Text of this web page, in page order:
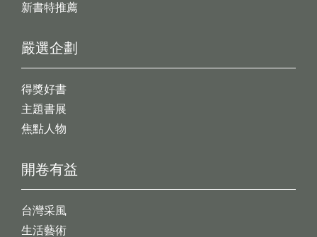
新書特推薦
開卷有益
台灣采風
生活藝術
嚴選企劃
得獎好書
主題書展
焦點人物